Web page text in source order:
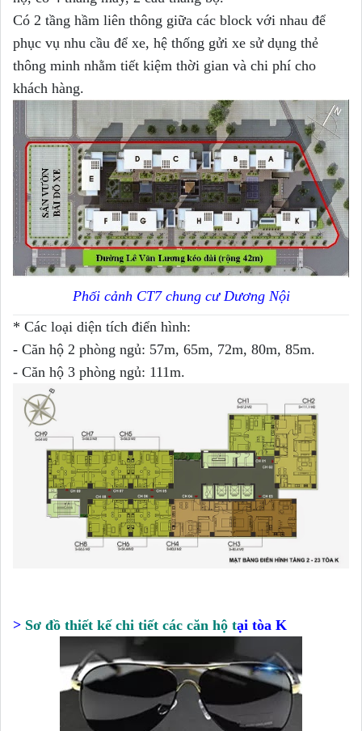
Có 2 tầng hầm liên thông giữa các block với nhau để
phục vụ nhu cầu để xe, hệ thống gửi xe sử dụng thẻ
thông minh nhằm tiết kiệm thời gian và chi phí cho
khách hàng.
Phối cảnh CT7 chung cư Dương Nội
* Các loại diện tích điển hình:
- Căn hộ 2 phòng ngủ: 57m, 65m, 72m, 80m, 85m.
- Căn hộ 3 phòng ngủ: 111m.
> Sơ đồ thiết kế chi tiết các căn hộ tại tòa K